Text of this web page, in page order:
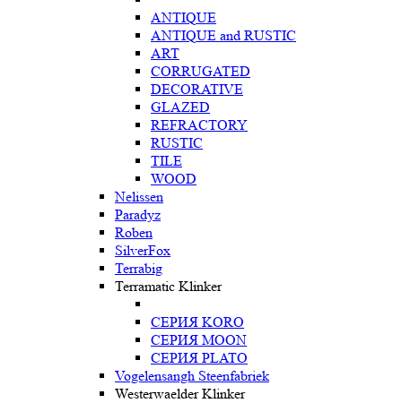
ANTIQUE
ANTIQUE and RUSTIC
ART
CORRUGATED
DECORATIVE
GLAZED
REFRACTORY
RUSTIC
TILE
WOOD
Nelissen
Paradyz
Roben
SilverFox
Terrabig
Terramatic Klinker
СЕРИЯ KORO
СЕРИЯ MOON
СЕРИЯ PLATO
Vogelensangh Steenfabriek
Westerwaelder Klinker